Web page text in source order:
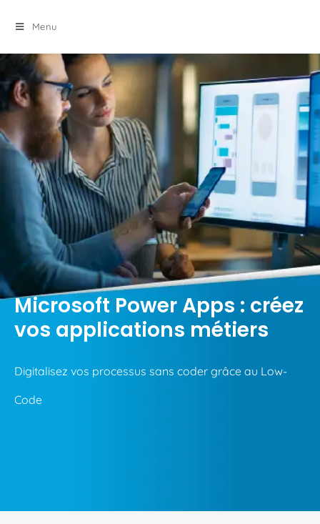
Menu
Microsoft Power Apps : créez
vos applications métiers
Digitalisez vos processus sans coder grâce au Low-
Code